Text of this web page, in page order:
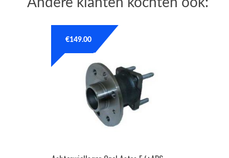
€149.00